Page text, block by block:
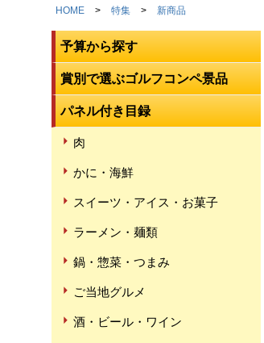
HOME 特集 新商品
予算から探す
賞別で選ぶゴルフコンペ景品
パネル付き目録
肉
かに・海鮮
スイーツ・アイス・お菓子
ラーメン・麺類
鍋・惣菜・つまみ
ご当地グルメ
酒・ビール・ワイン